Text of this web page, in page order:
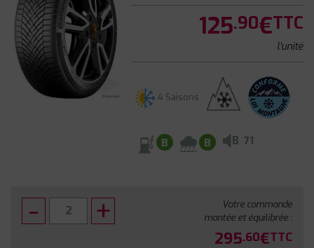
125.90€TTC
l'unité
4 Saisons
B B B 71
Votre commande
montée et équilibrée :
295.60€TTC